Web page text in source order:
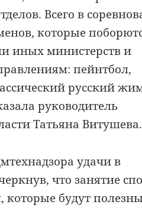
Всего в
которые
иных министерств и
пейнтбол,
русский
руководитель
Татьяна Витушева.
удачи в
что занятие
будут полезны